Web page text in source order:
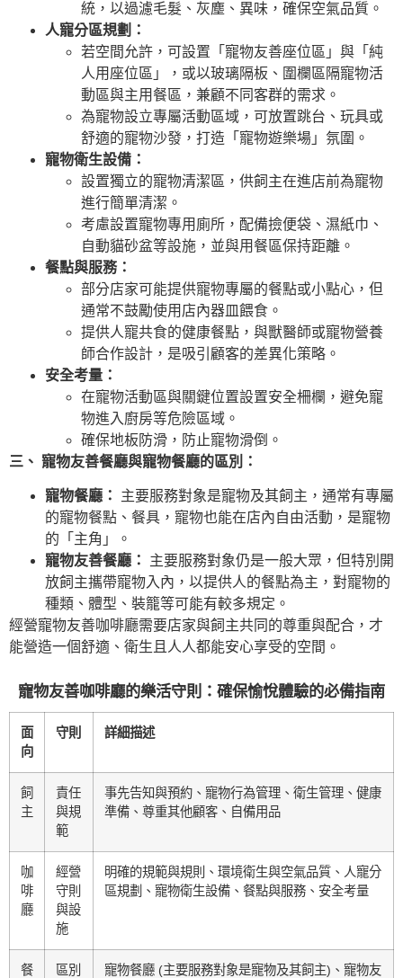
統，以過濾毛髮、灰塵、異味，確保空氣品質。
人寵分區規劃：
若空間允許，可設置「寵物友善座位區」與「純
人用座位區」，或以玻璃隔板、圍欄區隔寵物活
動區與主用餐區，兼顧不同客群的需求。
為寵物設立專屬活動區域，可放置跳台、玩具或
舒適的寵物沙發，打造「寵物遊樂場」氛圍。
寵物衛生設備：
設置獨立的寵物清潔區，供飼主在進店前為寵物
進行簡單清潔。
考慮設置寵物專用廁所，配備撿便袋、濕紙巾、
自動貓砂盆等設施，並與用餐區保持距離。
餐點與服務：
部分店家可能提供寵物專屬的餐點或小點心，但
通常不鼓勵使用店內器皿餵食。
提供人寵共食的健康餐點，與獸醫師或寵物營養
師合作設計，是吸引顧客的差異化策略。
安全考量：
在寵物活動區與關鍵位置設置安全柵欄，避免寵
物進入廚房等危險區域。
確保地板防滑，防止寵物滑倒。
三、 寵物友善餐廳與寵物餐廳的區別：
寵物餐廳：
主要服務對象是寵物及其飼主，通常有專屬
的寵物餐點、餐具，寵物也能在店內自由活動，是寵物
的「主角」。
寵物友善餐廳：
主要服務對象仍是一般大眾，但特別開
放飼主攜帶寵物入內，以提供人的餐點為主，對寵物的
種類、體型、裝籠等可能有較多規定。
經營寵物友善咖啡廳需要店家與飼主共同的尊重與配合，才
能營造一個舒適、衛生且人人都能安心享受的空間。
寵物友善咖啡廳的樂活守則：確保愉悅體驗的必備指南
面
向
守則 詳細描述
飼
主
責任
與規
範
事先告知與預約、寵物行為管理、衛生管理、健康
準備、尊重其他顧客、自備用品
咖
啡
廳
經營
守則
與設
施
明確的規範與規則、環境衛生與空氣品質、人寵分
區規劃、寵物衛生設備、餐點與服務、安全考量
餐
區別
寵物餐廳 (主要服務對象是寵物及其飼主)、寵物友